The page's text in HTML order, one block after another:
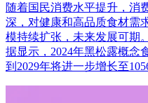
随着国民消费水平提升，消
深，对健康和高品质食材需
模持续扩张，未来发展可期
据显示，2024年黑松露概念
到2029年将进一步增长至